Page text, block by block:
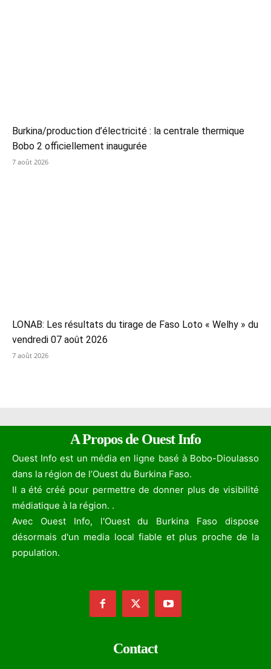
Burkina/production d’électricité : la centrale thermique
Bobo 2 officiellement inaugurée
7 août 2026
LONAB: Les résultats du tirage de Faso Loto « Welhy » du
vendredi 07 août 2026
7 août 2026
A Propos de Ouest Info
Ouest Info est un média en ligne basé à Bobo-Dioulasso
dans la région de l’Ouest du Burkina Faso.
Il a été créé pour permettre de donner plus de visibilité
médiatique à la région. .
Avec Ouest Info, l'Ouest du Burkina Faso dispose
désormais d'un media local fiable et plus proche de la
population.
Contact